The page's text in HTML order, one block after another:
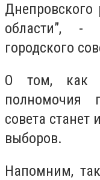
Днепровского
области”, -
городского
О том, как
полномочия
совета станет
выборов.
Напомним,